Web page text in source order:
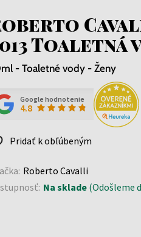
Toaletná
- Toaletné vody - Ženy
Google hodnotenie
4.8
Pridať k obľúbeným
Roberto Cavalli
Na sklade(Odošleme